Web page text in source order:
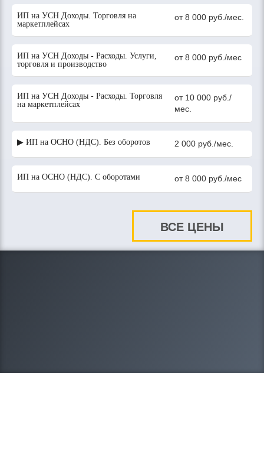
ИП на УСН Доходы. Торговля на
маркетплейсах
от 8 000 руб./мес.
ИП на УСН Доходы - Расходы. Услуги,
торговля и производство
от 8 000 руб./мес
ИП на УСН Доходы - Расходы. Торговля
на маркетплейсах
от 10 000 руб./
мес.
▶ ИП на ОСНО (НДС). Без оборотов 2 000 руб./мес.
ИП на ОСНО (НДС). С оборотами от 8 000 руб./мес
ВСЕ ЦЕНЫ